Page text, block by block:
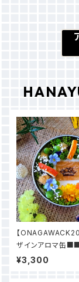
【
ザインアロマ缶■■
ロ・チッチデザイン
¥3,300